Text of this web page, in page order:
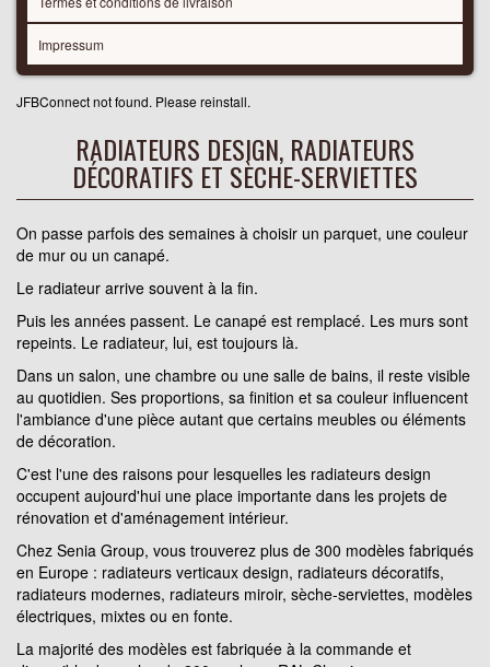
Impressum
JFBConnect not found. Please reinstall.
RADIATEURS DESIGN, RADIATEURS
DÉCORATIFS ET SÈCHE-SERVIETTES
On passe parfois des semaines à choisir un parquet, une couleur
de mur ou un canapé.
Le radiateur arrive souvent à la fin.
Puis les années passent. Le canapé est remplacé. Les murs sont
repeints. Le radiateur, lui, est toujours là.
Dans un salon, une chambre ou une salle de bains, il reste visible
au quotidien. Ses proportions, sa finition et sa couleur influencent
l'ambiance d'une pièce autant que certains meubles ou éléments
de décoration.
C'est l'une des raisons pour lesquelles les radiateurs design
occupent aujourd'hui une place importante dans les projets de
rénovation et d'aménagement intérieur.
Chez Senia Group, vous trouverez plus de 300 modèles fabriqués
en Europe : radiateurs verticaux design, radiateurs décoratifs,
radiateurs modernes, radiateurs miroir, sèche-serviettes, modèles
électriques, mixtes ou en fonte.
La majorité des modèles est fabriquée à la commande et